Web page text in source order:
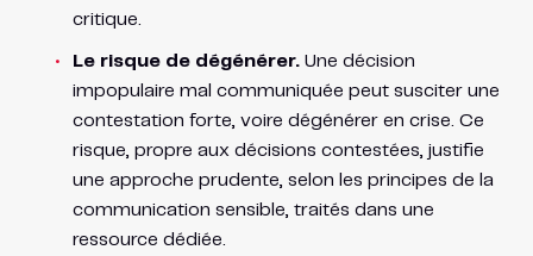
critique.
Le risque de dégénérer.Une décision
impopulaire mal communiquée peut susciter une
contestation forte, voire dégénérer en crise. Ce
risque, propre aux décisions contestées, justifie
une approche prudente, selon les principes de la
communication sensible, traités dans une
ressource dédiée.